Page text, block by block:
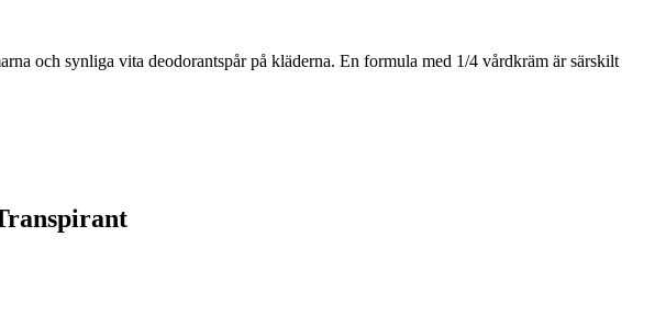
och synliga vita deodorantspår på kläderna. En formula med 1/4 vårdkräm är särskilt